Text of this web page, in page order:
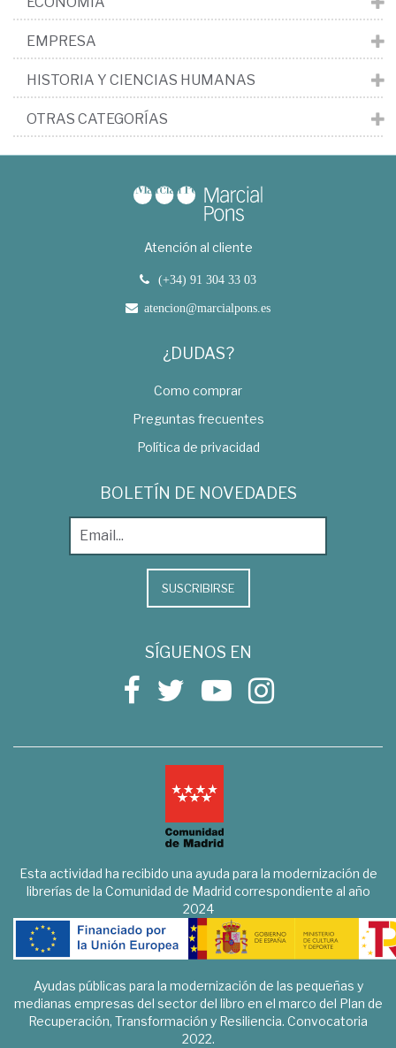
EMPRESA
HISTORIA Y CIENCIAS HUMANAS
OTRAS CATEGORÍAS
Atención al cliente
(+34) 91 304 33 03
atencion@marcialpons.es
¿DUDAS?
Como comprar
Preguntas frecuentes
Política de privacidad
BOLETÍN DE NOVEDADES
SUSCRIBIRSE
SÍGUENOS EN
Esta actividad ha recibido una ayuda para la modernización de
librerías de la Comunidad de Madrid correspondiente al año
2024
Ayudas públicas para la modernización de las pequeñas y
medianas empresas del sector del libro en el marco del Plan de
Recuperación, Transformación y Resiliencia. Convocatoria
2022.